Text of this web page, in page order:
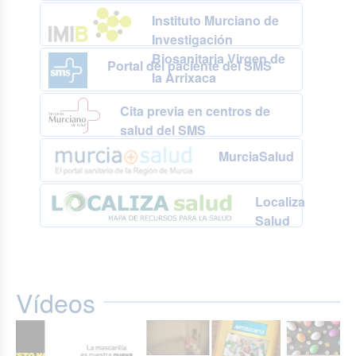
Instituto Murciano de
Investigación
Biosanitaria Virgen de
la Arrixaca
Portal del paciente del SMS
Cita previa en centros de
salud del SMS
MurciaSalud
Localiza
Salud
Vídeos